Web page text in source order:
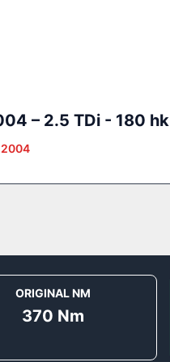
– 2.5 TDi - 180 hk
2004
ORIGINAL NM
370 Nm